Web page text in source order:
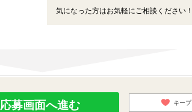
気になった方はお気軽にご相談ください！
応募画面へ進む キープ